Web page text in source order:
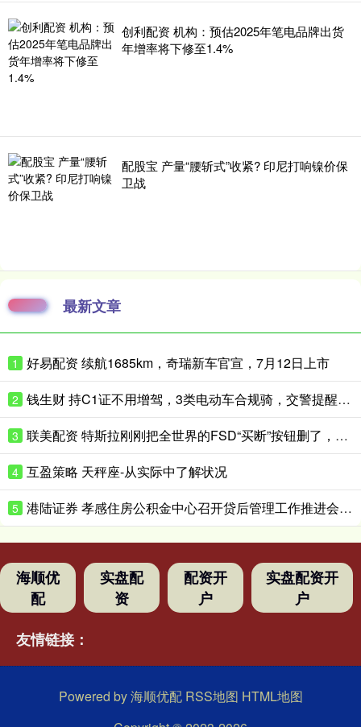
创利配资 机构：预估2025年笔电品牌出货
年增率将下修至1.4%
配股宝 产量“腰斩式”收紧? 印尼打响镍价保
卫战
最新文章
1 好易配资 续航1685km，奇瑞新车官宣，7月12日上市
2 钱生财 持C1证不用增驾，3类电动车合规骑，交警提醒：还有4种不能随便骑
3 联美配资 特斯拉刚刚把全世界的FSD“买断”按钮删了，唯独留下中国大陆！
4 互盈策略 天秤座-从实际中了解状况
5 港陆证券 孝感住房公积金中心召开贷后管理工作推进会 筑牢资金安全防线
海顺优
配
实盘配
资
配资开
户
实盘配资开
户
友情链接：
Powered by海顺优配 RSS地图 HTML地图